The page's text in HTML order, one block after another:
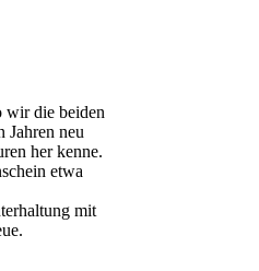
wir die beiden
Jahren neu
her kenne.
etwa
mit